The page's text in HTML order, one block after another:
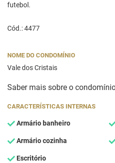
futebol.
Cód.: 4477
NOME DO CONDOMÍNIO
Vale dos Cristais
Saber mais sobre o
CARACTERÍSTICAS INTERNAS
Armário banheiro
Armário cozinha
Escritório